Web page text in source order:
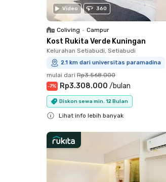
Video 360
Coliving • Campur
Kost Rukita Verde Kuningan
Kelurahan Setiabudi, Setiabudi
2.1 km dari universitas paramadina
mulai dari Rp3.568.000
-7% Rp3.308.000 /bulan
Diskon sewa min. 12 Bulan
Lihat info lebih banyak